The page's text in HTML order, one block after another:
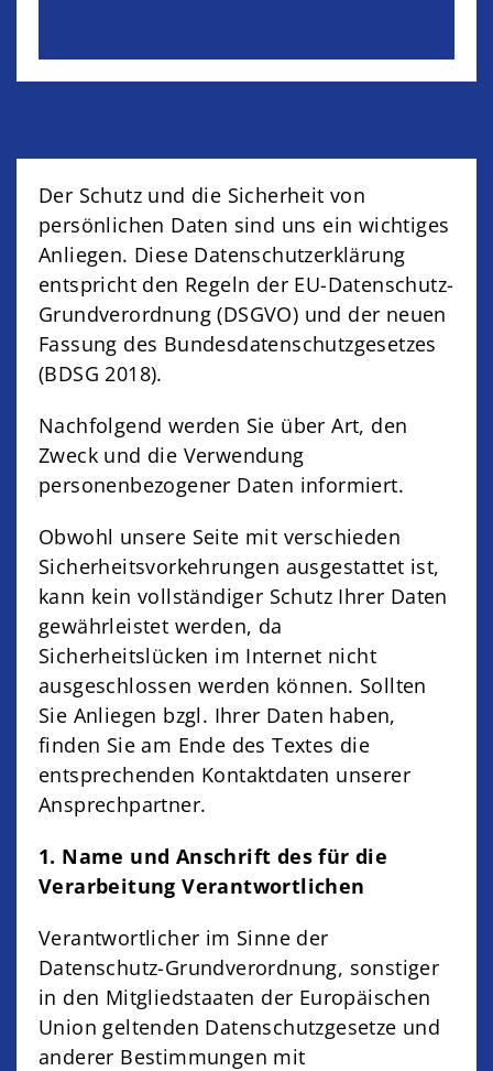
Der Schutz und die Sicherheit von
persönlichen Daten sind uns ein wichtiges
Anliegen. Diese Datenschutzerklärung
entspricht den Regeln der EU-Datenschutz-
Grundverordnung (DSGVO) und der neuen
Fassung des Bundesdatenschutzgesetzes
(BDSG 2018).
Nachfolgend werden Sie über Art, den
Zweck und die Verwendung
personenbezogener Daten informiert.
Obwohl unsere Seite mit verschieden
Sicherheitsvorkehrungen ausgestattet ist,
kann kein vollständiger Schutz Ihrer Daten
gewährleistet werden, da
Sicherheitslücken im Internet nicht
ausgeschlossen werden können. Sollten
Sie Anliegen bzgl. Ihrer Daten haben,
finden Sie am Ende des Textes die
entsprechenden Kontaktdaten unserer
Ansprechpartner.
1. Name und Anschrift des für die
Verarbeitung Verantwortlichen
Verantwortlicher im Sinne der
Datenschutz-Grundverordnung, sonstiger
in den Mitgliedstaaten der Europäischen
Union geltenden Datenschutzgesetze und
anderer Bestimmungen mit